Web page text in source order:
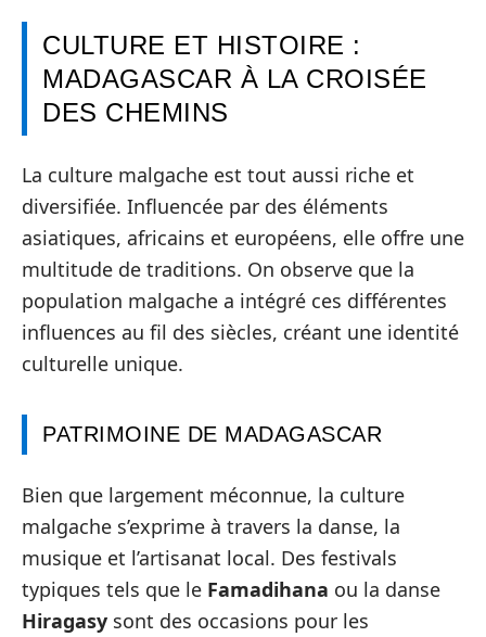
CULTURE ET HISTOIRE :
MADAGASCAR À LA CROISÉE
DES CHEMINS
La culture malgache est tout aussi riche et
diversifiée. Influencée par des éléments
asiatiques, africains et européens, elle offre une
multitude de traditions. On observe que la
population malgache a intégré ces différentes
influences au fil des siècles, créant une identité
culturelle unique.
PATRIMOINE DE MADAGASCAR
Bien que largement méconnue, la culture
malgache s’exprime à travers la danse, la
musique et l’artisanat local. Des festivals
typiques tels que le Famadihana ou la danse
Hiragasy sont des occasions pour les